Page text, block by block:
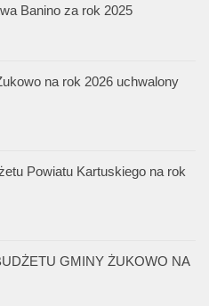
Banino za rok 2025
na rok 2026 uchwalony
Powiatu Kartuskiego na rok
GMINY ŻUKOWO NA